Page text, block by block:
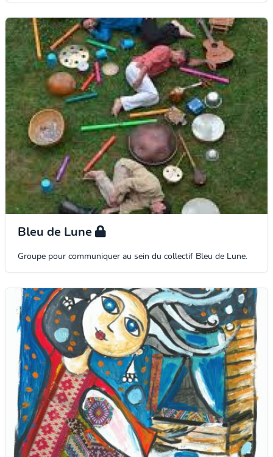
Bleu de Lune
Groupe pour communiquer au sein du collectif Bleu de Lune.